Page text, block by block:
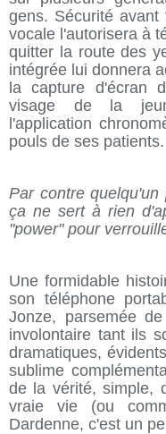
gens. Sécurité
vocale l'autorisera à
quitter la route des
intégrée lui donnera
la capture d'écran
visage de la
l'application
pouls de ses patients.
Par contre
ça ne sert à rien
"power" pour
Une formidable
son téléphone
Jonze, parsemée
involontaire tant ils
dramatiques,
sublime
de la vérité, simple,
vraie vie (ou
Dardenne, c'est un